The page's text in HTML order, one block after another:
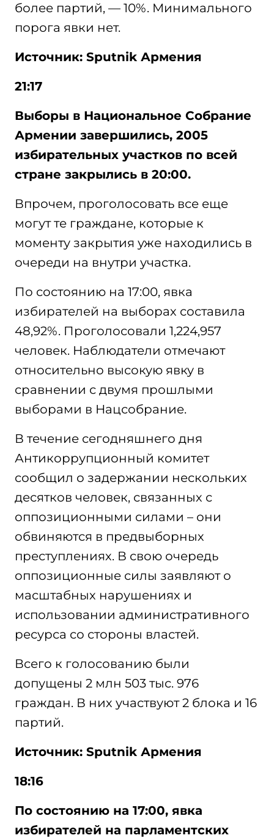
более партий, — 10%. Минимального
порога явки нет.
Источник: Sputnik Армения
21:17
Выборы в Национальное Собрание
Армении завершились, 2005
избирательных участков по всей
стране закрылись в 20:00.
Впрочем, проголосовать все еще
могут те граждане, которые к
моменту закрытия уже находились в
очереди на внутри участка.
По состоянию на 17:00, явка
избирателей на выборах составила
48,92%. Проголосовали 1,224,957
человек. Наблюдатели отмечают
относительно высокую явку в
сравнении с двумя прошлыми
выборами в Нацсобрание.
В течение сегодняшнего дня
Антикоррупционный комитет
сообщил о задержании нескольких
десятков человек, связанных с
оппозиционными силами – они
обвиняются в предвыборных
преступлениях. В свою очередь
оппозиционные силы заявляют о
масштабных нарушениях и
использовании административного
ресурса со стороны властей.
Всего к голосованию были
допущены 2 млн 503 тыс. 976
граждан. В них участвуют 2 блока и 16
партий.
Источник: Sputnik Армения
18:16
По состоянию на 17:00, явка
избирателей на парламентских